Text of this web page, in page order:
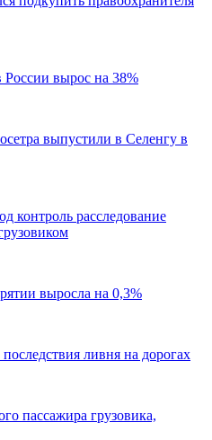
вырос на 38%
выпустили в Селенгу в
контроль расследование
выросла на 0,3%
ливня на дорогах
пассажира грузовика,